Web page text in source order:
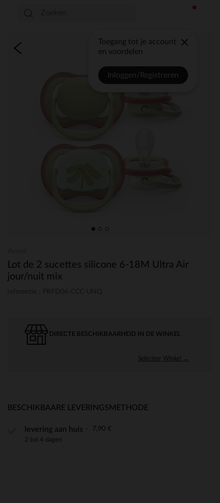
Toegang tot je account
en voordelen
Inloggen/Registreren
Lot de 2 sucettes silicone 6-18M Ultra Air
jour/nuit mix
DIRECTE BESCHIKBAARHEID IN DE WINKEL
Selecteer Winkel →
BESCHIKBAARE LEVERINGSMETHODE
levering aan huis 7,90 €
2 tot 4 dagen